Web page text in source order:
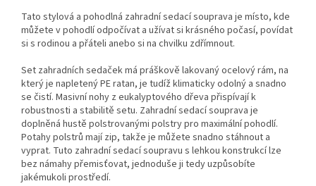
Tato stylová a pohodlná zahradní sedací souprava je místo, kde
můžete v pohodlí odpočívat a užívat si krásného počasí, povídat
si s rodinou a přáteli anebo si na chvilku zdřímnout.
Set zahradních sedaček má práškově lakovaný ocelový rám, na
který je napletený PE ratan, je tudíž klimaticky odolný a snadno
se čistí. Masivní nohy z eukalyptového dřeva přispívají k
robustnosti a stabilitě setu. Zahradní sedací souprava je
doplněná hustě polstrovanými polstry pro maximální pohodlí.
Potahy polstrů mají zip, takže je můžete snadno stáhnout a
vyprat. Tuto zahradní sedací soupravu s lehkou konstrukcí lze
bez námahy přemisťovat, jednoduše ji tedy uzpůsobíte
jakémukoli prostředí.